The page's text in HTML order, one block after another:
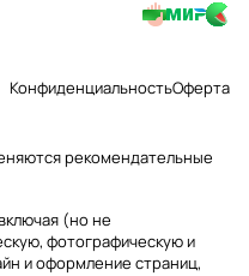
КонфиденциальностьОферта
рекомендательные
(но не
фотографическую и
и оформление страниц,